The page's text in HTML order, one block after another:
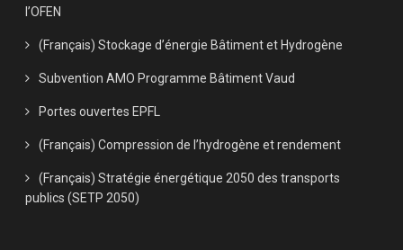
l’OFEN
(Français) Stockage d’énergie Bâtiment et Hydrogène
Subvention AMO Programme Bâtiment Vaud
Portes ouvertes EPFL
(Français) Compression de l’hydrogène et rendement
(Français) Stratégie énergétique 2050 des transports
publics (SETP 2050)